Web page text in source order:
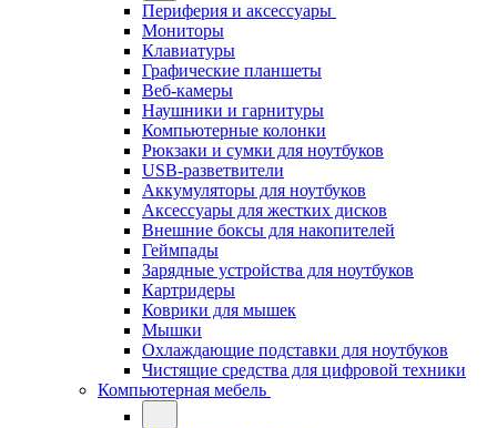
Периферия и аксессуары
Мониторы
Клавиатуры
Графические планшеты
Веб-камеры
Наушники и гарнитуры
Компьютерные колонки
Рюкзаки и сумки для ноутбуков
USB-разветвители
Аккумуляторы для ноутбуков
Аксессуары для жестких дисков
Внешние боксы для накопителей
Геймпады
Зарядные устройства для ноутбуков
Картридеры
Коврики для мышек
Мышки
Охлаждающие подставки для ноутбуков
Чистящие средства для цифровой техники
Компьютерная мебель